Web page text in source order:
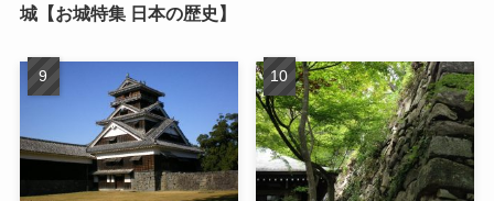
城【お城特集 日本の歴史】